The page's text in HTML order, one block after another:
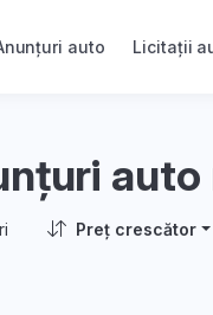
auto Licitații
auto
Preț crescător